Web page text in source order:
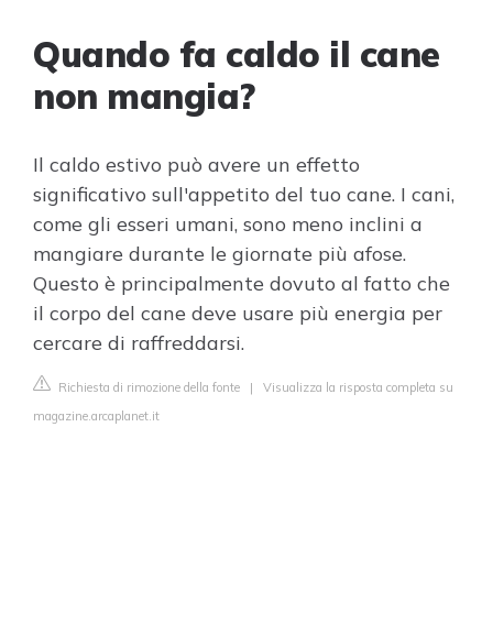
Quando fa caldo il cane
non mangia?
Il caldo estivo può avere un effetto
significativo sull'appetito del tuo cane. I cani,
come gli esseri umani, sono meno inclini a
mangiare durante le giornate più afose.
Questo è principalmente dovuto al fatto che
il corpo del cane deve usare più energia per
cercare di raffreddarsi.
Richiesta di rimozione della fonte | Visualizza la risposta completa su
magazine.arcaplanet.it